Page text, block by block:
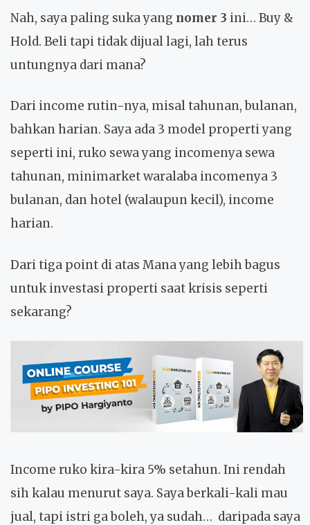
Nah, saya paling suka yang nomer 3 ini… Buy &
Hold. Beli tapi tidak dijual lagi, lah terus
untungnya dari mana?
Dari income rutin-nya, misal tahunan, bulanan,
bahkan harian. Saya ada 3 model properti yang
seperti ini, ruko sewa yang incomenya sewa
tahunan, minimarket waralaba incomenya 3
bulanan, dan hotel (walaupun kecil), income
harian.
Dari tiga point di atas Mana yang lebih bagus
untuk investasi properti saat krisis seperti
sekarang?
Income ruko kira-kira 5% setahun. Ini rendah
sih kalau menurut saya. Saya berkali-kali mau
jual, tapi istri ga boleh, ya sudah… daripada saya